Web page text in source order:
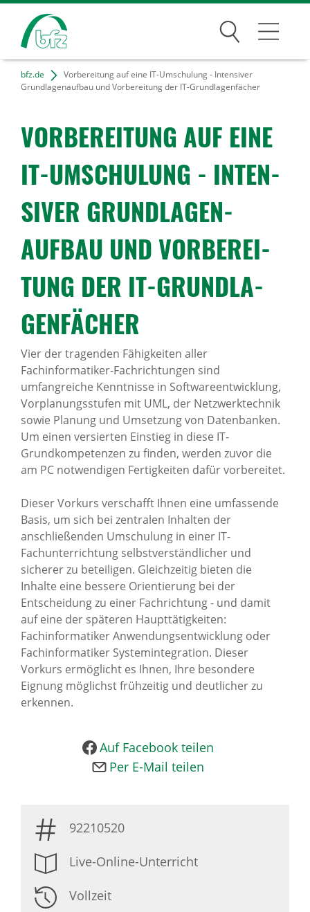
Suchen
Bildungsangebote
Karriere
Über uns
Standorte
Presse
News Archiv
bfz.de
Vorbereitung auf eine IT-Umschulung - Intensiver
Grundlagenaufbau und Vorbereitung der IT-Grundlagenfächer
VORBE­REI­TUNG AUF EINE
IT-UMSCHU­LUNG - INTEN­
SIVER GRUND­LA­GEN­
AUFBAU UND VORBE­REI­
TUNG DER IT-GRUND­LA­
GEN­FÄ­CHER
Vier der tragenden Fähigkeiten aller
Fachinformatiker-Fachrichtungen sind
umfangreiche Kenntnisse in Softwareentwicklung,
Vorplanungsstufen mit UML, der Netzwerktechnik
sowie Planung und Umsetzung von Datenbanken.
Um einen versierten Einstieg in diese IT-
Grundkompetenzen zu finden, werden zuvor die
am PC notwendigen Fertigkeiten dafür vorbereitet.
Dieser Vorkurs verschafft Ihnen eine umfassende
Basis, um sich bei zentralen Inhalten der
anschließenden Umschulung in einer IT-
Fachunterrichtung selbstverständlicher und
sicherer zu beteiligen. Gleichzeitig bieten die
Inhalte eine bessere Orientierung bei der
Entscheidung zu einer Fachrichtung - und damit
auf eine der späteren Haupttätigkeiten:
Fachinformatiker Anwendungsentwicklung oder
Fachinformatiker Systemintegration. Dieser
Vorkurs ermöglicht es Ihnen, Ihre besondere
Eignung möglichst frühzeitig und deutlicher zu
erkennen.
Auf Facebook teilen
Per E-Mail teilen
92210520
Live-Online-Unterricht
Vollzeit